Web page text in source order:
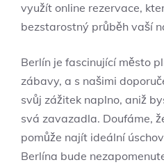
využít online rezervace,
bezstarostný průběh vaší
Berlín je fascinující město
zábavy, a s našimi
svůj zážitek naplno, aniž
svá zavazadla. Doufáme,
pomůže najít ideální
Berlína bude